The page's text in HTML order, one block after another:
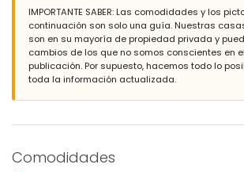
Zona de estar al aire libre y zona de comedor al
Espacio de aparcamiento comunitario
Más información
Pueblo más cercano: Jávea (a menos de 10
Ribera o margen más cercano: Mediterráneo,
Playa más cercana: La Granadella, Jávea (a
Parque más cercano: La Guardia, Jávea (a
IMPORTANTE SABER: Las comodidades y los
continuación son solo una guía. Nuestras
son en su mayoría de propiedad privada y
cambios de los que no somos conscientes en
publicación. Por supuesto, hacemos todo lo
toda la información actualizada.
Comodidades